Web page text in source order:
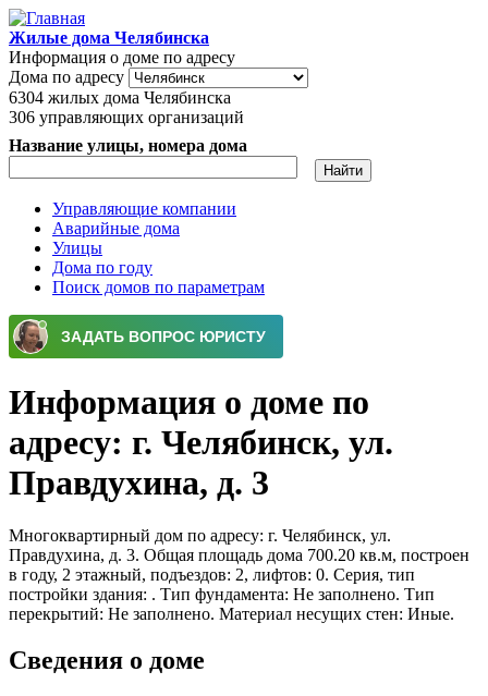
Перейти к основному содержанию
Жилые дома Челябинска
Информация о доме по адресу
Дома по адресу
6304 жилых дома Челябинска
306 управляющих организаций
Название улицы, номера дома
Главное меню
Управляющие компании
Аварийные дома
Улицы
Дома по году
Поиск домов по параметрам
Информация о доме по
адресу: г. Челябинск, ул.
Правдухина, д. 3
Многоквартирный дом по адресу: г. Челябинск, ул.
Правдухина, д. 3. Общая площадь дома 700.20 кв.м, построен
в году, 2 этажный, подъездов: 2, лифтов: 0. Серия, тип
постройки здания: . Тип фундамента: Не заполнено. Тип
перекрытий: Не заполнено. Материал несущих стен: Иные.
Сведения о доме